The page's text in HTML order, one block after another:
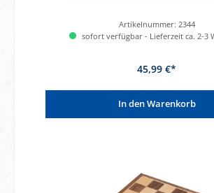
Artikelnummer: 2344
sofort verfügbar - Lieferzeit ca. 2-3
45,99 €*
In den Warenkorb